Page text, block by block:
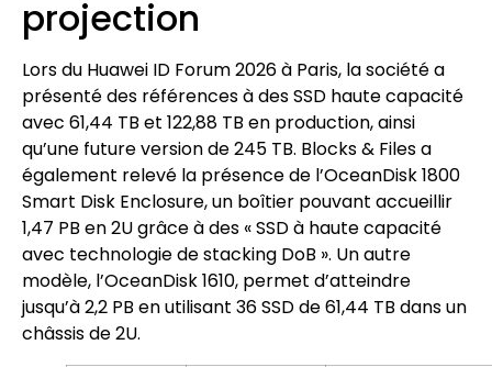
projection
Lors du Huawei ID Forum 2026 à Paris, la société a
présenté des références à des SSD haute capacité
avec 61,44 TB et 122,88 TB en production, ainsi
qu’une future version de 245 TB. Blocks & Files a
également relevé la présence de l’OceanDisk 1800
Smart Disk Enclosure, un boîtier pouvant accueillir
1,47 PB en 2U grâce à des « SSD à haute capacité
avec technologie de stacking DoB ». Un autre
modèle, l’OceanDisk 1610, permet d’atteindre
jusqu’à 2,2 PB en utilisant 36 SSD de 61,44 TB dans un
châssis de 2U.